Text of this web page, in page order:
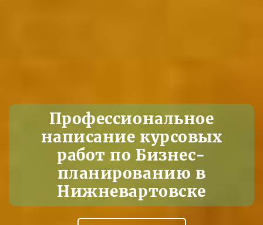
Профессиональное
написание курсовых
работ по Бизнес-
планированию в
Нижневартовске